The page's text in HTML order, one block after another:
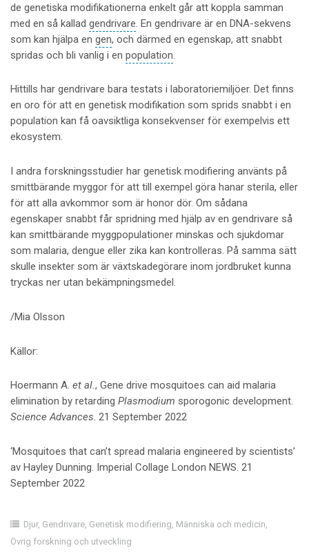
de genetiska modifikationerna enkelt går att koppla samman
med en så kallad gendrivare . En gendrivare är en DNA-sekvens
som kan hjälpa en gen, och därmed en egenskap, att snabbt
spridas och bli vanlig i en population
Hittills har gendrivare bara testats i laboratoriemiljöer. Det finns
en oro för att en genetisk modifikation som sprids snabbt i en
population kan få oavsiktliga konsekvenser för exempelvis ett
ekosystem.
I andra forskningsstudier har genetisk modifiering använts på
smittbärande myggor för att till exempel göra hanar sterila, eller
för att alla avkommor som är honor dör. Om sådana
egenskaper snabbt får spridning med hjälp av en gendrivare så
kan smittbärande myggpopulationer minskas och sjukdomar
som malaria, dengue eller zika kan kontrolleras. På samma sätt
skulle insekter som är växtskadegörare inom jordbruket kunna
tryckas ner utan bekämpningsmedel.
/Mia Olsson
Källor:
Hoermann A. et al., Gene drive mosquitoes can aid malaria
elimination by retarding Plasmodium sporogonic development.
Science Advances. 21 September 2022
‘Mosquitoes that can’t spread malaria engineered by scientists’
av Hayley Dunning. Imperial Collage London NEWS. 21
September 2022
Djur, Gendrivare, Genetisk modifiering Människa och medicin
Övrig forskning och utveckling